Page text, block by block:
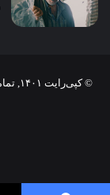
© کپی‌رایت ۱۴۰۱, تمامی حقوق وب سایت متعلق به کاشمر سلام می باشد |